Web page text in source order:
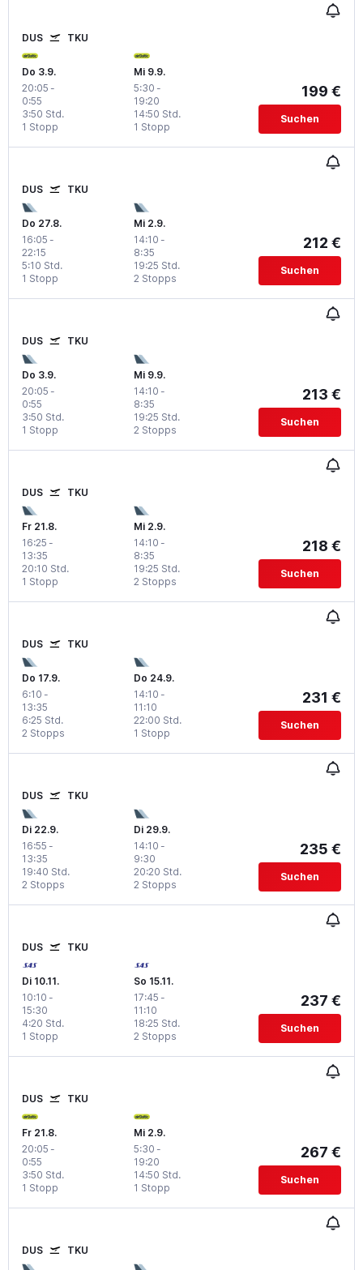
DUS TKU
Do 3.9.
20:05 -
0:55
1 Stopp
3:50 Std.
Mi 9.9.
5:30 -
19:20
1 Stopp
14:50 Std.
199 €
Suchen
DUS TKU
Do 27.8.
16:05 -
22:15
1 Stopp
5:10 Std.
Mi 2.9.
14:10 -
8:35
2 Stopps
19:25 Std.
212 €
Suchen
DUS TKU
Do 3.9.
20:05 -
0:55
1 Stopp
3:50 Std.
Mi 9.9.
14:10 -
8:35
2 Stopps
19:25 Std.
213 €
Suchen
DUS TKU
Fr 21.8.
16:25 -
13:35
1 Stopp
20:10 Std.
Mi 2.9.
14:10 -
8:35
2 Stopps
19:25 Std.
218 €
Suchen
DUS TKU
Do 17.9.
6:10 -
13:35
2 Stopps
6:25 Std.
Do 24.9.
14:10 -
11:10
1 Stopp
22:00 Std.
231 €
Suchen
DUS TKU
Di 22.9.
16:55 -
13:35
2 Stopps
19:40 Std.
Di 29.9.
14:10 -
9:30
2 Stopps
20:20 Std.
235 €
Suchen
DUS TKU
Di 10.11.
10:10 -
15:30
1 Stopp
4:20 Std.
So 15.11.
17:45 -
11:10
2 Stopps
18:25 Std.
237 €
Suchen
DUS TKU
Fr 21.8.
20:05 -
0:55
1 Stopp
3:50 Std.
Mi 2.9.
5:30 -
19:20
1 Stopp
14:50 Std.
267 €
Suchen
DUS TKU